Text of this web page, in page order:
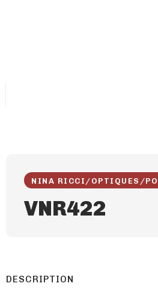
NINA RICCI / OPTIQUES /
VNR422
DESCRIPTION